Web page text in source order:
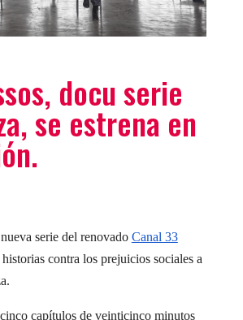
docu serie
se estrena en
serie del renovado Canal 33
contra los prejuicios sociales a
capítulos de veinticinco minutos